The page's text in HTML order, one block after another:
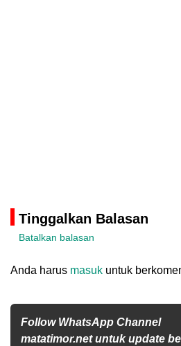
Tinggalkan Balasan
Batalkan balasan
Anda harus masuk untuk
Follow WhatsApp Channel
matatimor.net untuk update